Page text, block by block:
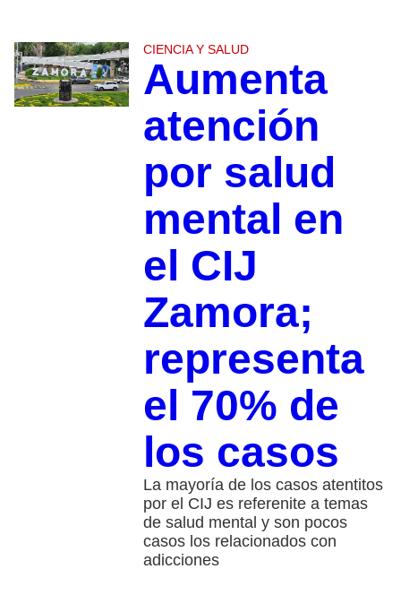
CIENCIA Y SALUD
Aumenta
atención
por salud
mental en
el CIJ
Zamora;
representa
el 70% de
los casos
La mayoría de los casos atentitos
por el CIJ es referenite a temas
de salud mental y son pocos
casos los relacionados con
adicciones